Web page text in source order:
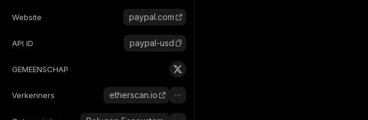
Website paypal.com
API ID paypal-usd
GEMEENSCHAP
Verkenners etherscan.io